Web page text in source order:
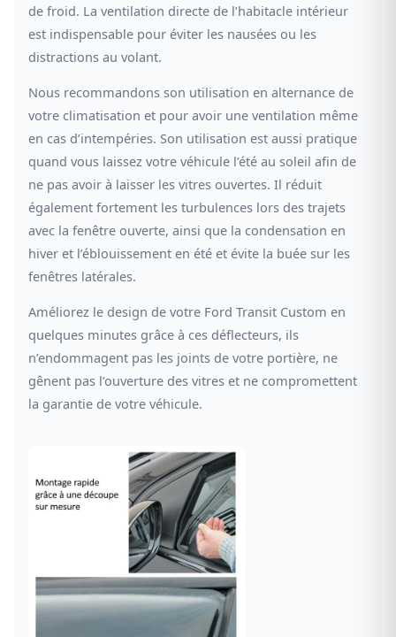
de froid. La ventilation directe de l’habitacle intérieur
est indispensable pour éviter les nausées ou les
distractions au volant.
Nous recommandons son utilisation en alternance de
votre climatisation et pour avoir une ventilation même
en cas d’intempéries. Son utilisation est aussi pratique
quand vous laissez votre véhicule l’été au soleil afin de
ne pas avoir à laisser les vitres ouvertes. Il réduit
également fortement les turbulences lors des trajets
avec la fenêtre ouverte, ainsi que la condensation en
hiver et l’éblouissement en été et évite la buée sur les
fenêtres latérales.
Améliorez le design de votre Ford Transit Custom en
quelques minutes grâce à ces déflecteurs, ils
n’endommagent pas les joints de votre portière, ne
gênent pas l’ouverture des vitres et ne compromettent
la garantie de votre véhicule.